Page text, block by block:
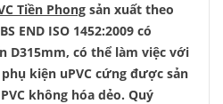
Tiền Phong sản xuất theo
END ISO 1452:2009 có
D315mm, có thể làm việc với
phụ kiện uPVC cứng được sản
không hóa dẻo. Quý